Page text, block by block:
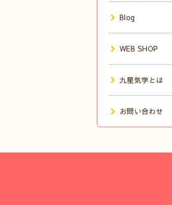
Blog
WEB SHOP
九星気学とは
お問い合わせ